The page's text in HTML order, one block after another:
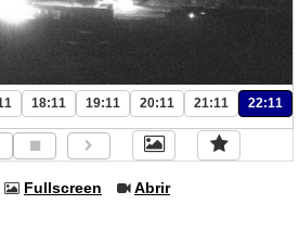
18:11 19:11 20:11 21:11 22:11
Fullscreen Abrir